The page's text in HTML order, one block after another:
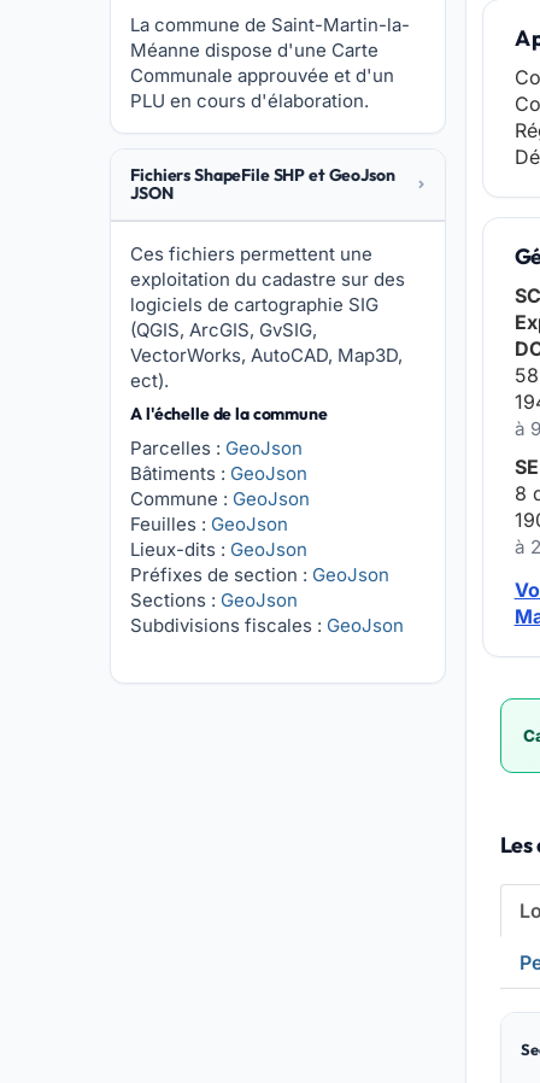
La commune de Saint-Martin-la-
Méanne dispose d'une Carte
Communale approuvée et d'un
PLU en cours d'élaboration.
Fichiers ShapeFile SHP et GeoJson
JSON
Ces fichiers permettent une
exploitation du cadastre sur des
logiciels de cartographie SIG
(QGIS, ArcGIS, GvSIG,
VectorWorks, AutoCAD, Map3D,
ect).
A l'échelle de la commune
Parcelles : GeoJson
Bâtiments : GeoJson
Commune : GeoJson
Feuilles : GeoJson
Lieux-dits : GeoJson
Préfixes de section : GeoJson
Sections : GeoJson
Subdivisions fiscales : GeoJson
A
à
8
à